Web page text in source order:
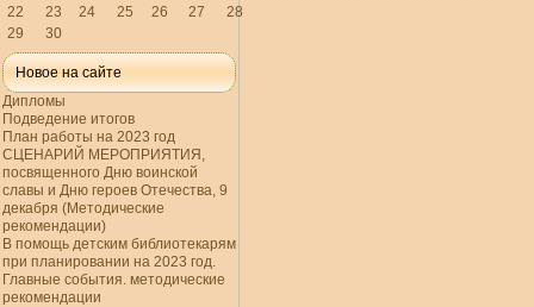
22
23 24 25 26 27
28
29
30
Новое на сайте
Дипломы
Подведение итогов
План работы на 2023 год
СЦЕНАРИЙ МЕРОПРИЯТИЯ,
посвященного Дню воинской
славы и Дню героев Отечества, 9
декабря (Методические
рекомендации)
В помощь детским библиотекарям
при планировании на 2023 год.
Главные события. методические
рекомендации